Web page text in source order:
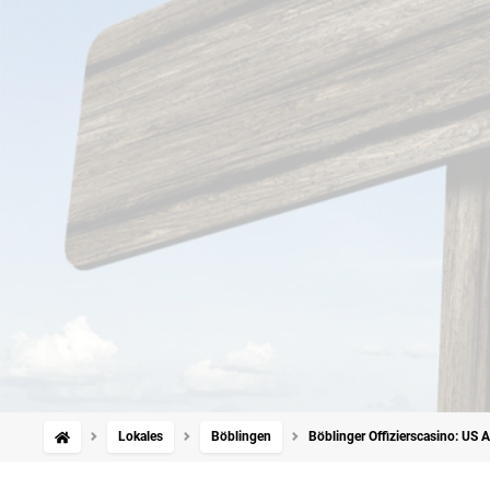
Lokales Böblingen Böblinger Offizierscasino: US